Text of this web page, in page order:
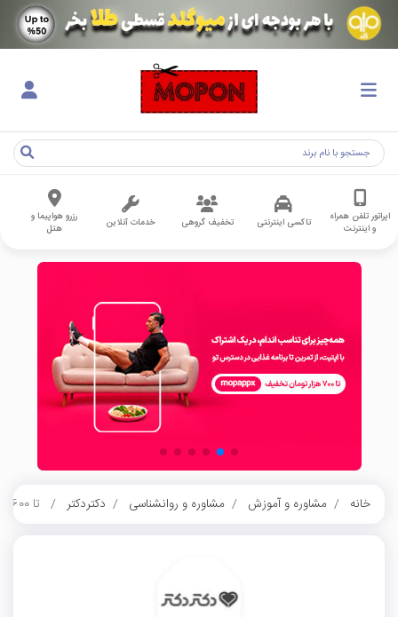
اپراتور تلفن همراه
و اینترنت
تاکسی اینترنتی تخفیف گروهی خدمات آنلاین
رزرو هواپیما و
هتل
خانه مشاوره و آموزش مشاوره و روانشناسی دکتردکتر تا 600 هزار تومان کد تخفیف مشاوره تلفنی دکتردکتر